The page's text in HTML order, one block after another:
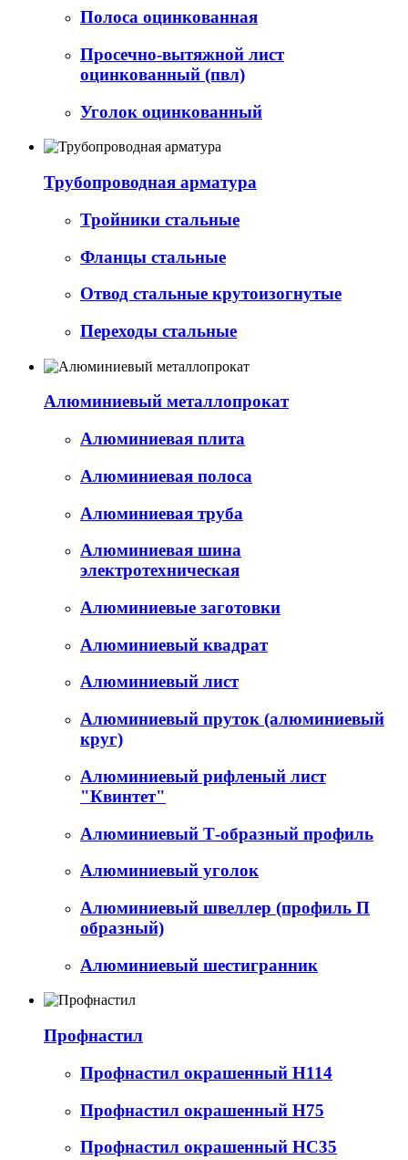
Полоса оцинкованная
Просечно-вытяжной лист
оцинкованный (пвл)
Уголок оцинкованный
Трубопроводная арматура
Тройники стальные
Фланцы стальные
Отвод стальные крутоизогнутые
Переходы стальные
Алюминиевый металлопрокат
Алюминиевая плита
Алюминиевая полоса
Алюминиевая труба
Алюминиевая шина
электротехническая
Алюминиевые заготовки
Алюминиевый квадрат
Алюминиевый лист
Алюминиевый пруток (алюминиевый
круг)
Алюминиевый рифленый лист
"Квинтет"
Алюминиевый Т-образный профиль
Алюминиевый уголок
Алюминиевый швеллер (профиль П
образный)
Алюминиевый шестигранник
Профнастил
Профнастил окрашенный Н114
Профнастил окрашенный Н75
Профнастил окрашенный НС35